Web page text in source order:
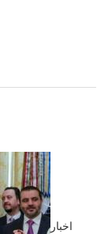
اخبار